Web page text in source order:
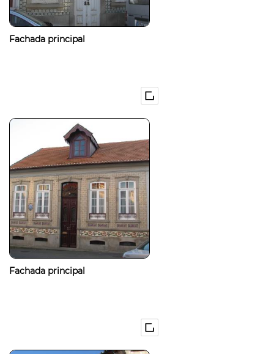
Fachada principal
Fachada principal